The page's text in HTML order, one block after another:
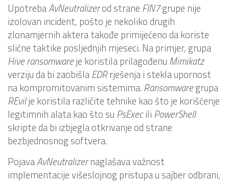
UpotrebaAvNeutralizerod strane FIN7grupe nije
izolovan incident, pošto je nekoliko drugih
zlonamjernih aktera takođe primijećeno da koriste
slične taktike posljednjih mjeseci. Na primjer, grupa
Hiveransomwareje koristila prilagođenu Mimikatz
verziju da bi zaobišlaEDRrješenja i stekla upornost
na kompromitovanim sistemima. Ransomwaregrupa
REvilje koristila različite tehnike kao što je korišćenje
legitimnih alata kao što su PsExecili PowerShell
skripte da bi izbjegla otkrivanje od strane
bezbjednosnog softvera.
PojavaAvNeutralizernaglašava važnost
implementacije višeslojnog pristupa u sajber odbrani,